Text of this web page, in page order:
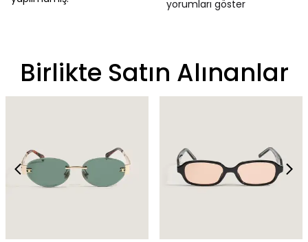
yorumları göster
Birlikte Satın Alınanlar